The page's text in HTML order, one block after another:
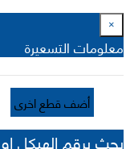
×
معلومات التسعيرة
أضف قطع اخرى
بحث برقم الهيكل